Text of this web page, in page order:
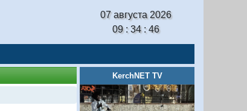
07 августа 2026
09 : 34 : 46
KerchNET TV